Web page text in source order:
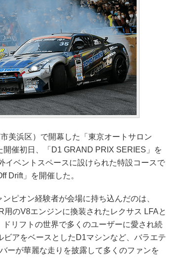
美浜区）で開幕した「東京オートサロン
催初日、「D1 GRAND PRIX SERIES」を
イベントスペースに設けられた特設コースで
Drift」を開催した。
ピオン経験者が会場に持ち込んだのは、
のV8エンジンに換装されたレクサス LFAと
リフトの世界で多くのユーザーに愛され続
アをベースとしたD1マシンなど、バラエテ
ーが華麗な走りを披露して多くのファンを